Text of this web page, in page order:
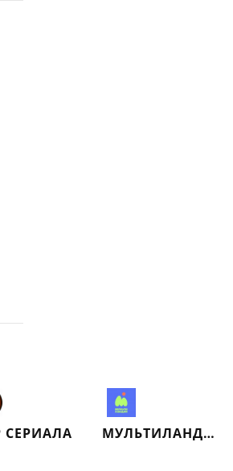
МУЛЬТИЛАНДИЯ